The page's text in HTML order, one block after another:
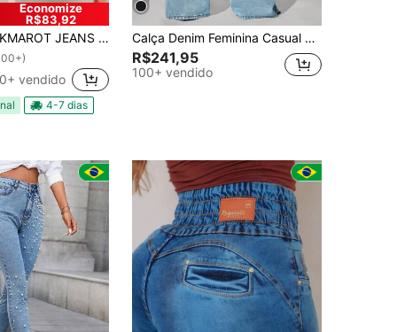
Economize
R$83,92
JEANS Calça Jeans Feminina Skinny Cintura alta com lycra power Simples Floral Zíper Botão Bolso Esportes e Fitness
vendido
4-7 dias
Calça Denim Feminina Casual Azul de Cintura Baixa, Perna Larga, Bolsos Inclinados e Curvados, Outono
R$241,95
100+ vendido